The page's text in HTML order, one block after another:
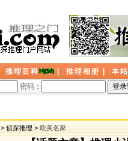
推理百科 推理相册
本
密码：
> 侦探推理 > 欧美名家